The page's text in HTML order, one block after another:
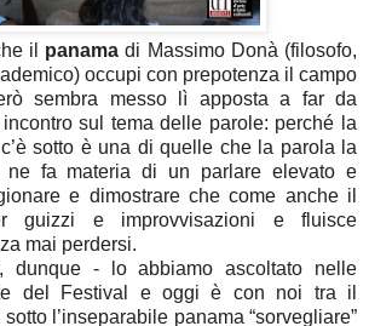
il panama di Massimo Donà (filosofo,
occupi con prepotenza il campo
sembra messo lì apposta a far da
sul tema delle parole: perché la
sotto è una di quelle che la parola la
ne fa materia di un parlare elevato e
e dimostrare che come anche il
guizzi e improvvisazioni e fluisce
mai perdersi.
dunque - lo abbiamo ascoltato nelle
del Festival e oggi è con noi tra il
l’inseparabile panama “sorvegliare”